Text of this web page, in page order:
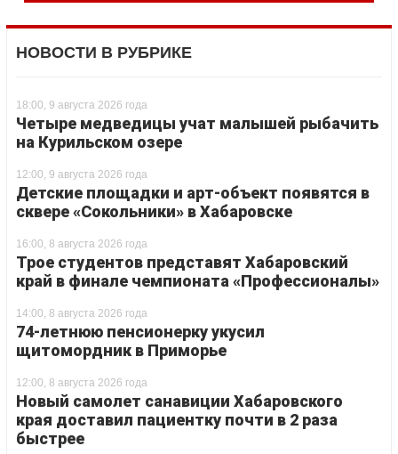
НОВОСТИ В РУБРИКЕ
18:00, 9 августа 2026 года
Четыре медведицы учат малышей рыбачить
на Курильском озере
12:00, 9 августа 2026 года
Детские площадки и арт-объект появятся в
сквере «Сокольники» в Хабаровске
16:00, 8 августа 2026 года
Трое студентов представят Хабаровский
край в финале чемпионата «Профессионалы»
14:00, 8 августа 2026 года
74-летнюю пенсионерку укусил
щитомордник в Приморье
12:00, 8 августа 2026 года
Новый самолет санавиции Хабаровского
края доставил пациентку почти в 2 раза
быстрее